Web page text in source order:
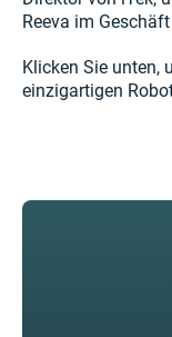
Reeva im
Klicken Sie unten,
einzigartigen